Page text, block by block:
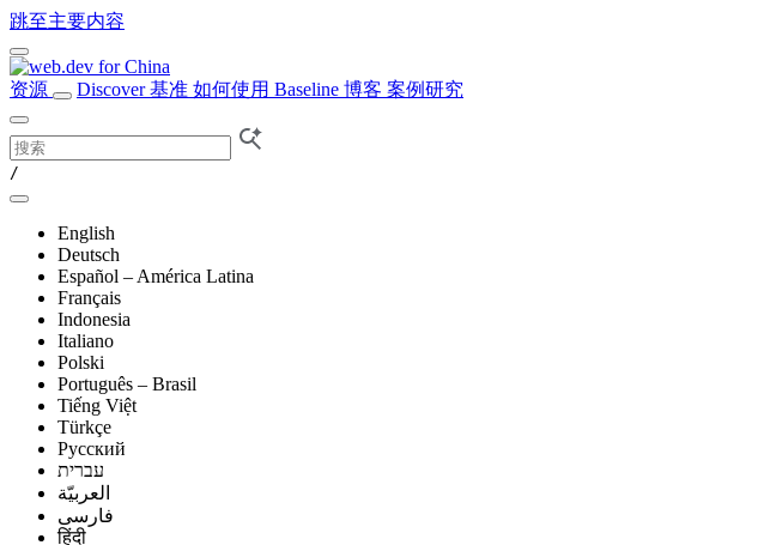
跳至主要内容
资源 Discover基准 如何使用 Baseline 博客 案例研究
/
English
Deutsch
Español – América Latina
Français
Indonesia
Italiano
Polski
Português – Brasil
Tiếng Việt
Türkçe
Русский
עברית
العربيّة
فارسی
हिंदी